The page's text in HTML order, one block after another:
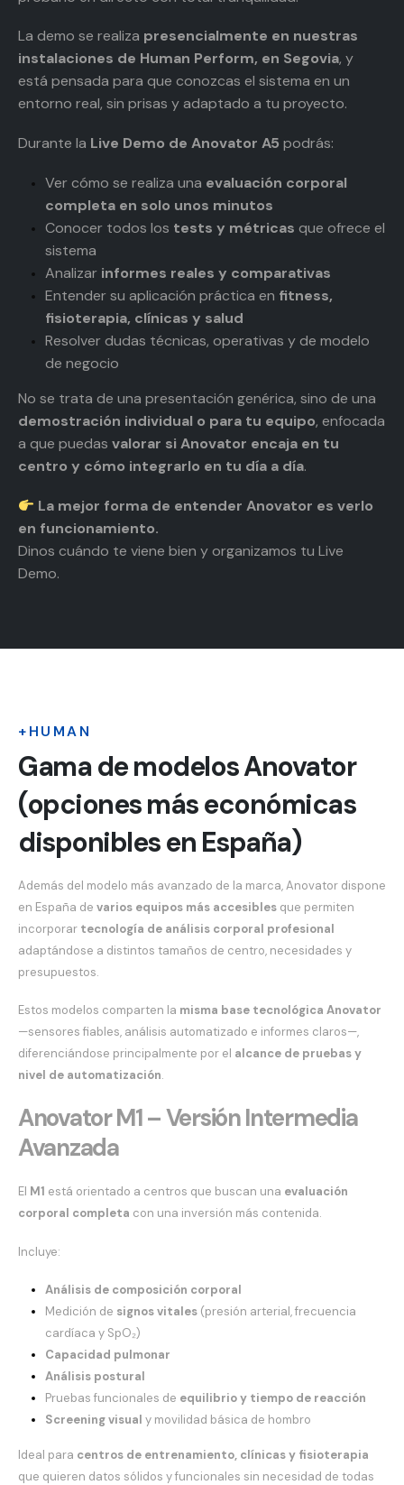
La demo se realiza presencialmente en nuestras
instalaciones de Human Perform, en Segovia, y
está pensada para que conozcas el sistema en un
entorno real, sin prisas y adaptado a tu proyecto.
Durante la Live Demo de Anovator A5 podrás:
Ver cómo se realiza una evaluación corporal
completa en solo unos minutos
Conocer todos los tests y métricas que ofrece el
sistema
Analizar informes reales y comparativas
Entender su aplicación práctica en fitness,
fisioterapia, clínicas y salud
Resolver dudas técnicas, operativas y de modelo
de negocio
No se trata de una presentación genérica, sino de una
demostración individual o para tu equipo, enfocada
a que puedas valorar si Anovator encaja en tu
centro y cómo integrarlo en tu día a día.
La mejor forma de entender Anovator es verlo
en funcionamiento.
Dinos cuándo te viene bien y organizamos tu Live
Demo.
+HUMAN
Gama de modelos Anovator
(opciones más económicas
disponibles en España)
Además del modelo más avanzado de la marca, Anovator dispone
en España de varios equipos más accesibles que permiten
incorporar tecnología de análisis corporal profesional
adaptándose a distintos tamaños de centro, necesidades y
presupuestos.
Estos modelos comparten la misma base tecnológica Anovator
—sensores fiables, análisis automatizado e informes claros—,
diferenciándose principalmente por el alcance de pruebas y
nivel de automatización.
Anovator M1 – Versión Intermedia
Avanzada
El M1 está orientado a centros que buscan una evaluación
corporal completa con una inversión más contenida.
Incluye:
Análisis de composición corporal
Medición de signos vitales(presión arterial, frecuencia
cardíaca y SpO₂)
Capacidad pulmonar
Análisis postural
Pruebas funcionales de equilibrio y tiempo de reacción
Screening visual y movilidad básica de hombro
Ideal para centros de entrenamiento, clínicas y fisioterapia
que quieren datos sólidos y funcionales sin necesidad de todas